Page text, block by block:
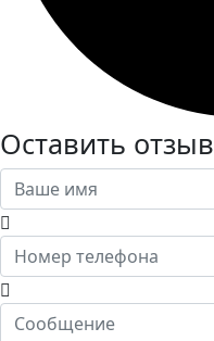
Оставить отзыв